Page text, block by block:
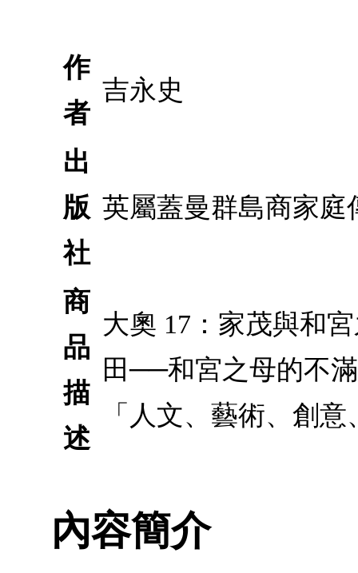
作
者
吉永史
出
版
社
英屬蓋曼群島商家
商
品
描
述
大奧 17：家茂與和
田──和宮之母的不
「人文、藝術、創
內容簡介